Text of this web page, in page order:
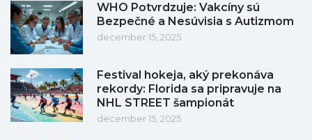
WHO Potvrdzuje: Vakcíny sú
Bezpečné a Nesúvisia s Autizmom
december 15, 2025
Festival hokeja, aký prekonáva
rekordy: Florida sa pripravuje na
NHL STREET šampionát
december 15, 2025